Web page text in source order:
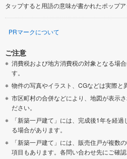
タップすると用語の意味が書かれたポップア
PRマークについて
ご注意
消費税および地方消費税の対象となる場
す。
物件の写真やイラスト、CGなどは実際と
市区町村の合併などにより、地図が表示
ださい。
「新築一戸建て」には、完成後1年を経
る場合があります。
「新築一戸建て」には、販売住戸が複数
項目もあります。各問い合わせ先にご確認